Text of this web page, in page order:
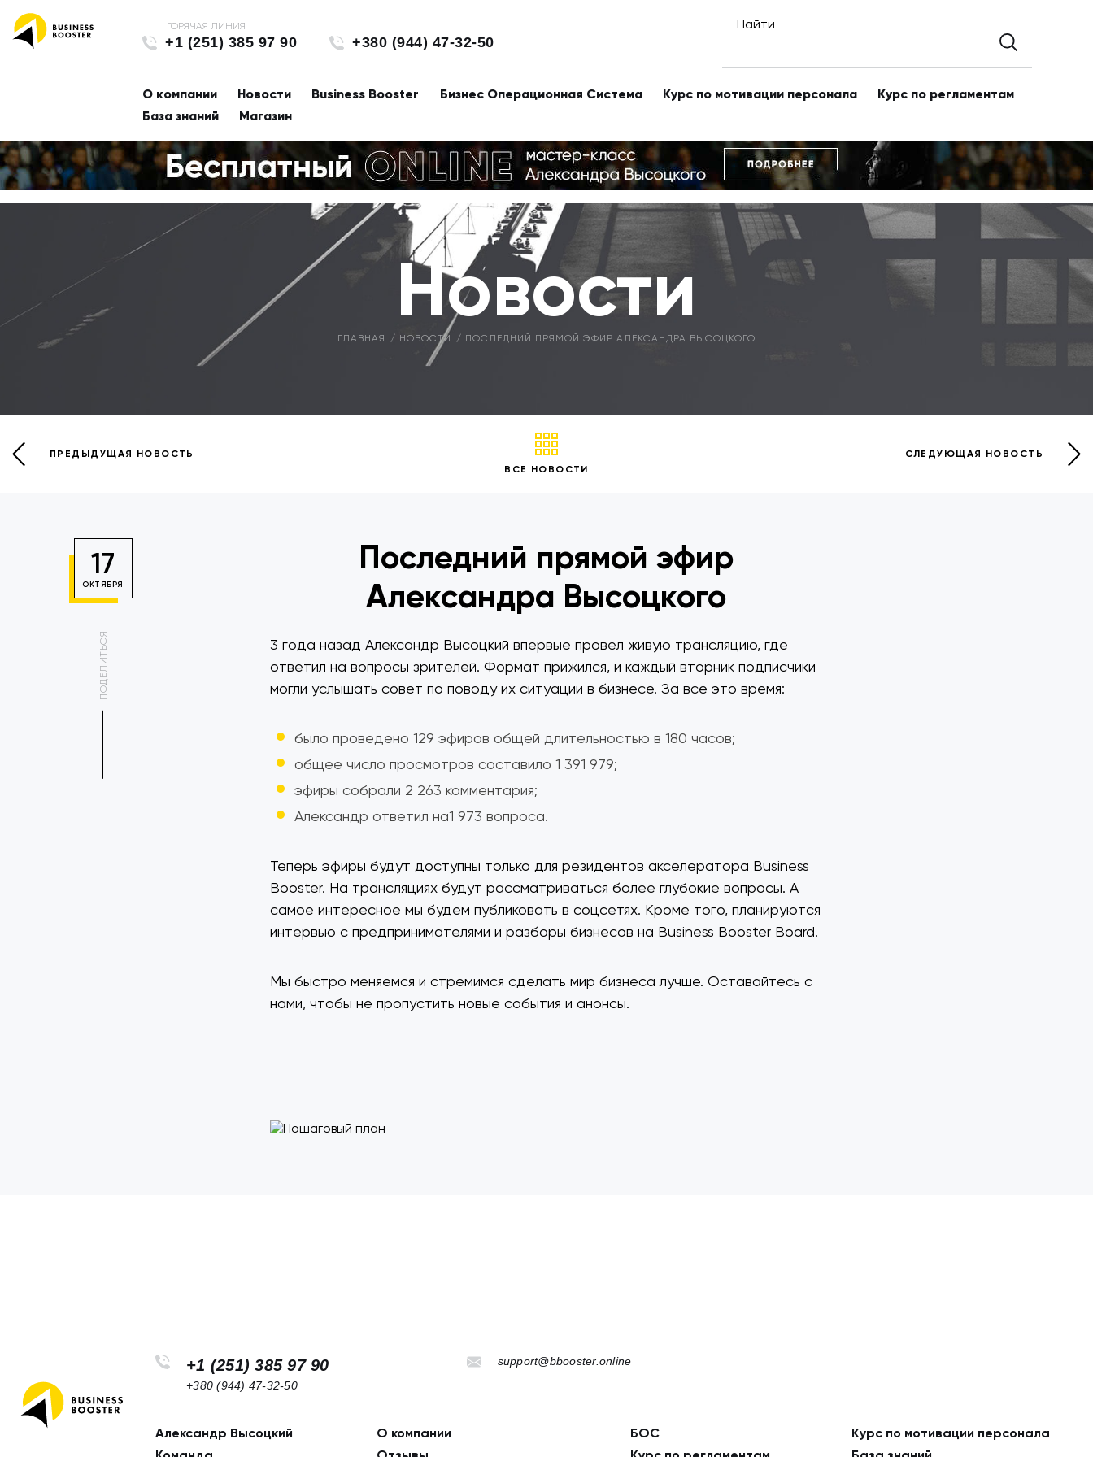
+1 (251) 385 97 90 +380 (944) 47-32-50
Найти
О компании Новости Business Booster Бизнес Операционная Система Курс по мотивации персонала
Курс по регламентам
База знаний
Магазин
Новости
ГЛАВНАЯ НОВОСТИ ПОСЛЕДНИЙ ПРЯМОЙ ЭФИР АЛЕКСАНДРА ВЫСОЦКОГО
ПРЕДЫДУЩАЯ НОВОСТЬ
ВСЕ НОВОСТИ
СЛЕДУЮЩАЯ НОВОСТЬ
17
ОКТЯБРЯ
ПОДЕЛИТЬСЯ
Последний прямой эфир
Александра Высоцкого
3 года назад Александр Высоцкий впервые провел живую трансляцию, где
ответил на вопросы зрителей. Формат прижился, и каждый вторник подписчики
могли услышать совет по поводу их ситуации в бизнесе. За все это время:
было проведено 129 эфиров общей длительностью в 180 часов;
общее число просмотров составило 1 391 979;
эфиры собрали 2 263 комментария;
Александр ответил на1 973 вопроса.
Теперь эфиры будут доступны только для резидентов акселератора Business
Booster. На трансляциях будут рассматриваться более глубокие вопросы. А
самое интересное мы будем публиковать в соцсетях. Кроме того, планируются
интервью с предпринимателями и разборы бизнесов на Business Booster Board.
Мы быстро меняемся и стремимся сделать мир бизнеса лучше. Оставайтесь с
нами, чтобы не пропустить новые события и анонсы.
+1 (251) 385 97 90
+380 (944) 47-32-50
support@bbooster.online
Footer
Александр Высоцкий
О компании
БОС
Курс по мотивации персонала